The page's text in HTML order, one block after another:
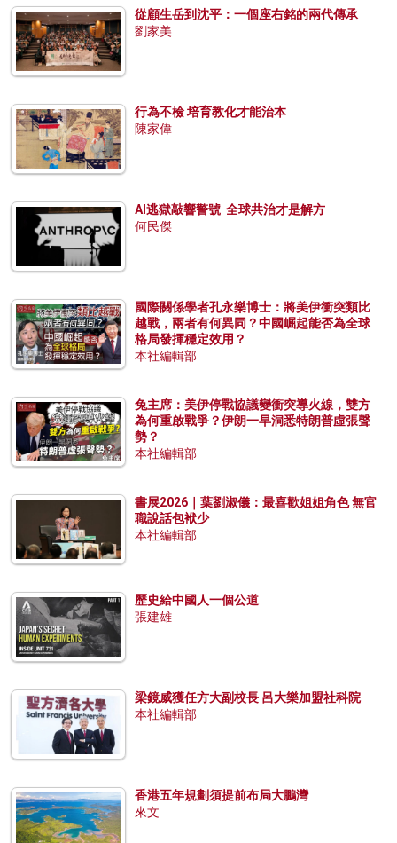
從顧生岳到沈平：一個座右銘的兩代傳承
劉家美
行為不檢 培育教化才能治本
陳家偉
AI逃獄敲響警號 全球共治才是解方
何民傑
國際關係學者孔永樂博士：將美伊衝突類比
越戰，兩者有何異同？中國崛起能否為全球
格局發揮穩定效用？
本社編輯部
兔主席：美伊停戰協議變衝突導火線，雙方
為何重啟戰爭？伊朗一早洞悉特朗普虛張聲
勢？
本社編輯部
書展2026｜葉劉淑儀：最喜歡姐姐角色 無官
職說話包袱少
本社編輯部
歷史給中國人一個公道
張建雄
梁鏡威獲任方大副校長 呂大樂加盟社科院
本社編輯部
香港五年規劃須提前布局大鵬灣
來文